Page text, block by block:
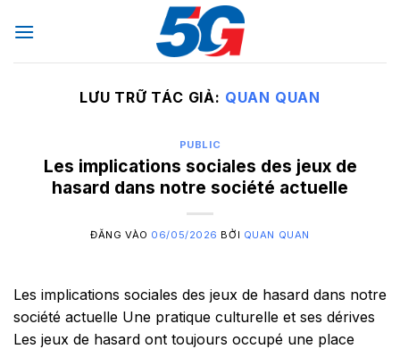
qua
LƯU TRỮ TÁC GIẢ: QUAN QUAN
PUBLIC
Les implications sociales des jeux de
hasard dans notre société actuelle
ĐĂNG VÀO 06/05/2026 BỞI QUAN QUAN
Les implications sociales des jeux de hasard dans notre
société actuelle Une pratique culturelle et ses dérives
Les jeux de hasard ont toujours occupé une place